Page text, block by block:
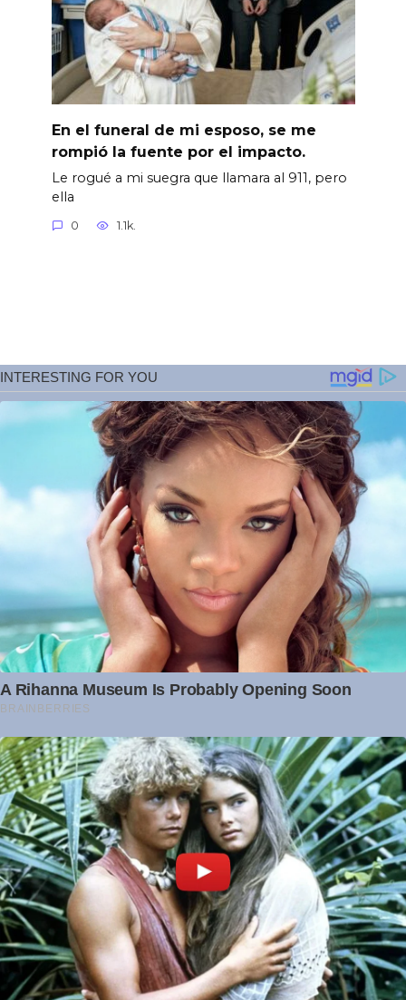
En el funeral de mi esposo, se me
rompió la fuente por el impacto.
Le rogué a mi suegra que llamara al 911, pero
ella
0 1.1k.